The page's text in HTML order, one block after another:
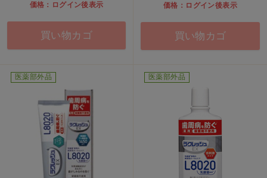
価格：ログイン後表示
買い物カゴ
価格：ログイン後表示
買い物カゴ
医薬部外品 医薬部外品